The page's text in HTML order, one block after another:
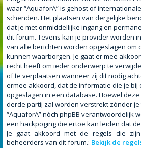
waar “AquaforA” is gehost of
schenden. Het plaatsen van dergelijke
dat je met onmiddellijke ingang en
dit forum. Tevens kan je provider worden
van alle berichten worden opgeslagen om
kunnen waarborgen. Je gaat er mee
recht heeft om ieder onderwerp te
of te verplaatsen wanneer zij dit nodig
ermee akkoord, dat de informatie die je bij
opgeslagen in een database. Hoewel
derde partij zal worden verstrekt zónder je
“AquaforA” nóch phpBB verantwoordelijk
een hackpoging die ertoe kan leiden dat
Je gaat akkoord met de regels die
beheerders van dit forum.: Bekijk de